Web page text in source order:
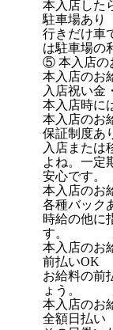
本入店した
駐車場あり
行きだけ車
は駐車場の
⑤ 本入店の
本入店のお
入店祝い金
本入店時に
本入店のお
保証制度あ
入店または
よね。一定
安心です。
本入店のお
各種バック
時給の他に
す。
本入店のお
前払いOK
お給料の前
ょう。
本入店のお
全額日払い